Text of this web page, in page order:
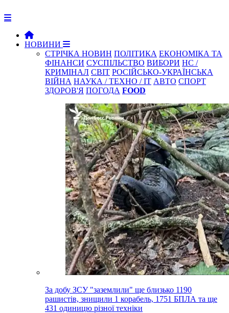
НОВИНИ
СТРІЧКА НОВИН ПОЛІТИКА ЕКОНОМІКА ТА
ФІНАНСИ СУСПІЛЬСТВО ВИБОРИ НС /
КРИМІНАЛ СВІТ РОСІЙСЬКО-УКРАЇНСЬКА
ВІЙНА НАУКА / ТЕХНО / IT АВТО СПОРТ
ЗДОРОВ'Я ПОГОДА FOOD
За добу ЗСУ "заземлили" ще близько 1190
рашистів, знищили 1 корабель, 1751 БПЛА та ще
431 одиницю різної техніки